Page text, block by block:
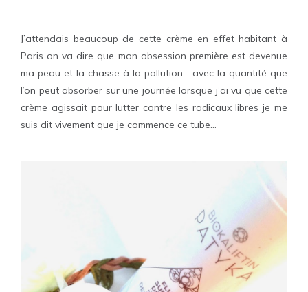
J’attendais beaucoup de cette crème en effet habitant à
Paris on va dire que mon obsession première est devenue
ma peau et la chasse à la pollution… avec la quantité que
l’on peut absorber sur une journée lorsque j’ai vu que cette
crème agissait pour lutter contre les radicaux libres je me
suis dit vivement que je commence ce tube…